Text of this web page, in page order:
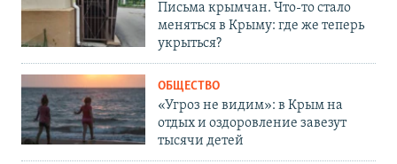
Письма крымчан. Что-то стало
меняться в Крыму: где же теперь
укрыться?
ОБЩЕСТВО
«Угроз не видим»: в Крым на
отдых и оздоровление завезут
тысячи детей